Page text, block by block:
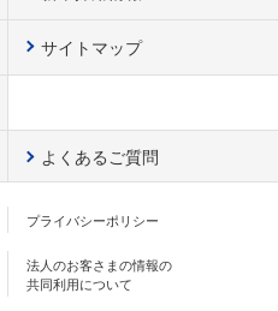
サイトマップ
よくあるご質問
プライバシーポリシー
法人のお客さまの情報の
共同利用について